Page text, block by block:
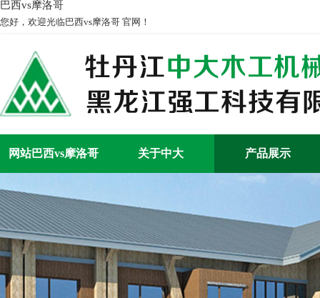
巴西vs摩洛哥
您好，欢迎光临巴西vs摩洛哥 官网！
网站巴西vs摩洛哥 关于中大 产品展示